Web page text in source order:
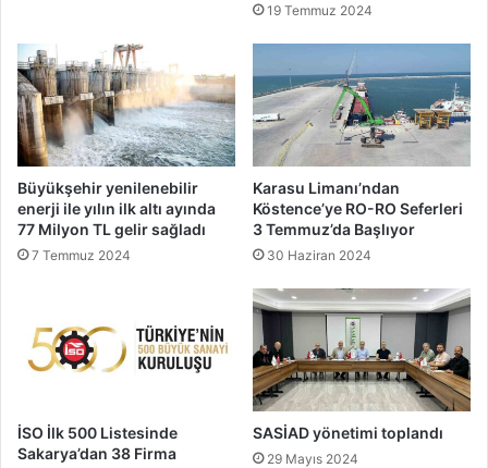
19 Temmuz 2024
Büyükşehir yenilenebilir
enerji ile yılın ilk altı ayında
77 Milyon TL gelir sağladı
7 Temmuz 2024
Karasu Limanı’ndan
Köstence’ye RO-RO Seferleri
3 Temmuz’da Başlıyor
30 Haziran 2024
İSO İlk 500 Listesinde
Sakarya’dan 38 Firma
SASİAD yönetimi toplandı
29 Mayıs 2024